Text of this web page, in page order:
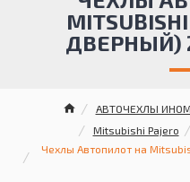
АВТОЧЕХЛЫ
Mitsubishi Pajero
Чехлы Автопилот на
ДВЕРНЫЙ)